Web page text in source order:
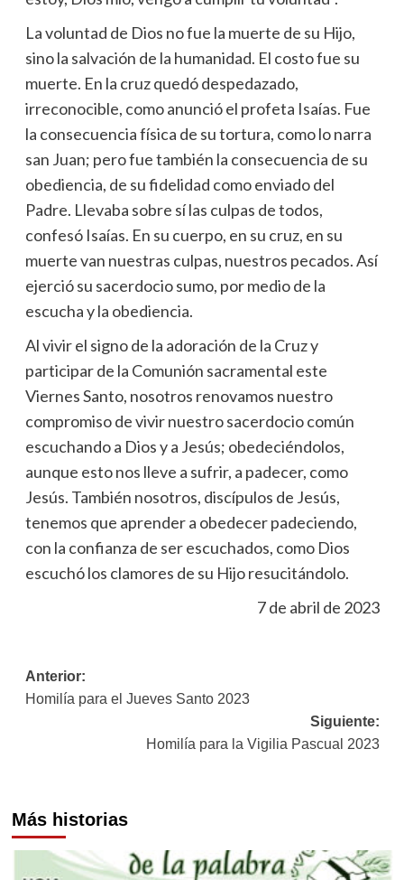
La voluntad de Dios no fue la muerte de su Hijo,
sino la salvación de la humanidad. El costo fue su
muerte. En la cruz quedó despedazado,
irreconocible, como anunció el profeta Isaías. Fue
la consecuencia física de su tortura, como lo narra
san Juan; pero fue también la consecuencia de su
obediencia, de su fidelidad como enviado del
Padre. Llevaba sobre sí las culpas de todos,
confesó Isaías. En su cuerpo, en su cruz, en su
muerte van nuestras culpas, nuestros pecados. Así
ejerció su sacerdocio sumo, por medio de la
escucha y la obediencia.
Al vivir el signo de la adoración de la Cruz y
participar de la Comunión sacramental este
Viernes Santo, nosotros renovamos nuestro
compromiso de vivir nuestro sacerdocio común
escuchando a Dios y a Jesús; obedeciéndolos,
aunque esto nos lleve a sufrir, a padecer, como
Jesús. También nosotros, discípulos de Jesús,
tenemos que aprender a obedecer padeciendo,
con la confianza de ser escuchados, como Dios
escuchó los clamores de su Hijo resucitándolo.
7 de abril de 2023
Navegación
de
Anterior:
Homilía para el Jueves Santo 2023
Siguiente:
Homilía para la Vigilia Pascual 2023
Más historias